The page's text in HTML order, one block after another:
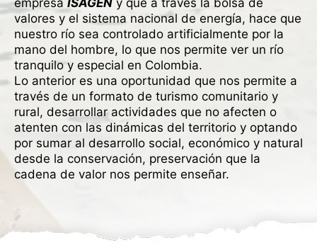
valores y el sistema nacional de energía, hace que
nuestro río sea controlado artificialmente por la
mano del hombre, lo que nos permite ver un río
tranquilo y especial en Colombia.
Lo anterior es una oportunidad que nos permite a
través de un formato de turismo comunitario y
rural, desarrollar actividades que no afecten o
atenten con las dinámicas del territorio y optando
por sumar al desarrollo social, económico y natural
desde la conservación, preservación que la
cadena de valor nos permite enseñar.